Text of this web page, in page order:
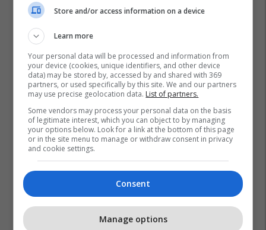
Store and/or access information on a device
Learn more
Your personal data will be processed and information from
your device (cookies, unique identifiers, and other device
data) may be stored by, accessed by and shared with 369
partners, or used specifically by this site. We and our partners
may use precise geolocation data. List of partners.
Some vendors may process your personal data on the basis
of legitimate interest, which you can object to by managing
your options below. Look for a link at the bottom of this page
or in the site menu to manage or withdraw consent in privacy
and cookie settings.
Consent
Manage options